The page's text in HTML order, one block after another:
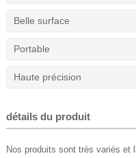
Belle surface
Portable
Haute précision
détails du produit
Nos produits sont très variés et